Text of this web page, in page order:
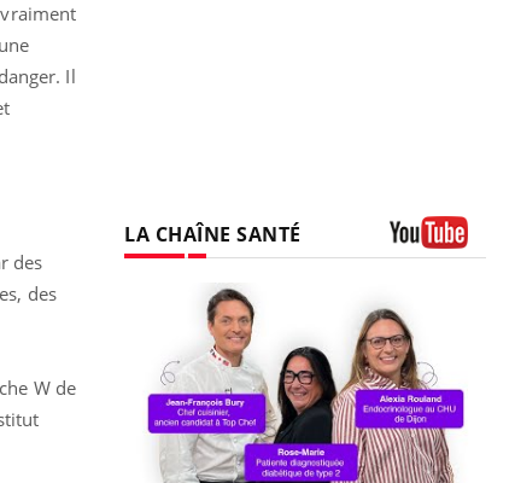
Il
des
des
W de
LA CHAÎNE SANTÉ